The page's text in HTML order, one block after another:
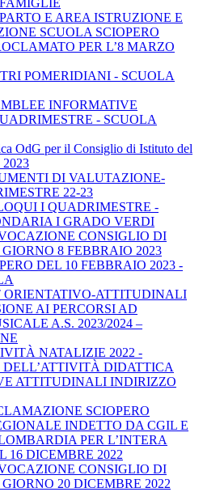
E AREA ISTRUZIONE E
SCUOLA SCIOPERO
PER L’8 MARZO
POMERIDIANI - SCUOLA
INFORMATIVE
- SCUOLA
OdG per il Consiglio di Istituto del
2023
DI VALUTAZIONE-
22-23
I QUADRIMESTRE -
I GRADO VERDI
CONSIGLIO DI
8 FEBBRAIO 2023
DEL 10 FEBBRAIO 2023 -
ORIENTATIVO-ATTITUDINALI
AI PERCORSI AD
A.S. 2023/2024 –
NATALIZIE 2022 -
DELL’ATTIVITÀ DIDATTICA
ATTITUDINALI INDIRIZZO
SCIOPERO
INDETTO DA CGIL E
PER L’INTERA
16 DICEMBRE 2022
CONSIGLIO DI
20 DICEMBRE 2022